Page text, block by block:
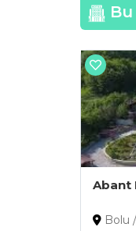
Abant
Bolu